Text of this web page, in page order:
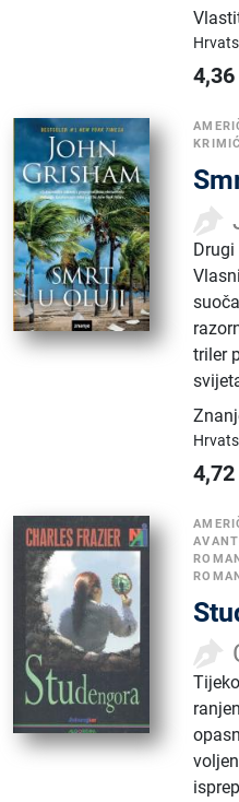
4,36
triler
4,72